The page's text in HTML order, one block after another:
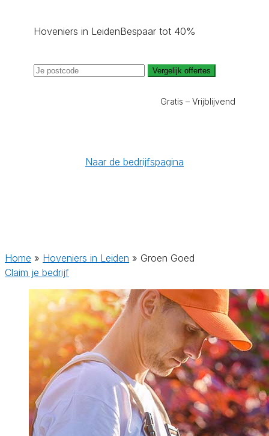
Hoveniers in LeidenBespaar tot 40%
Vergelijk offertes
Gratis – Vrijblijvend
Naar de bedrijfspagina
Home » Hoveniers in Leiden » Groen Goed
Claim je bedrijf